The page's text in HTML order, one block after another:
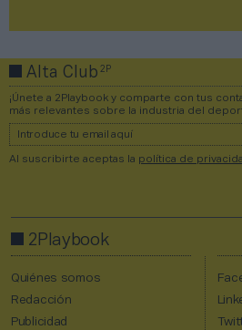
Alta Club2P
¡Únete a 2Playbook y comparte con tus
más relevantes sobre la industria del
Al suscribirte aceptas la política de
2Playbook
Quiénes somos
Redacción
Publicidad